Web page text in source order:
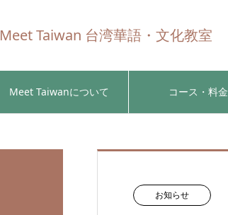
Meet Taiwan 台湾華語・文化教室
Meet Taiwanについて コース・料金
お知らせ